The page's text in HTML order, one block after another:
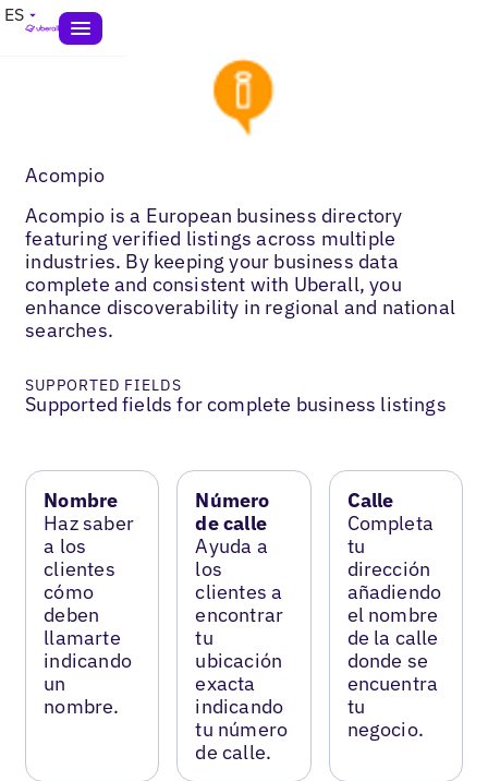
ES
Acompio
Acompio is a European business directory
featuring verified listings across multiple
industries. By keeping your business data
complete and consistent with Uberall, you
enhance discoverability in regional and national
searches.
SUPPORTED FIELDS
Supported fields for complete business listings
Nombre
Haz saber
a los
clientes
cómo
deben
llamarte
indicando
un
nombre.
Número
de calle
Ayuda a
los
clientes a
encontrar
tu
ubicación
exacta
indicando
tu número
de calle.
Calle
Completa
tu
dirección
añadiendo
el nombre
de la calle
donde se
encuentra
tu
negocio.